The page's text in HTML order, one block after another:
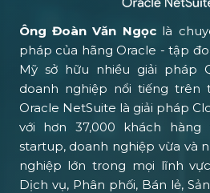
Ông Đoàn Văn Ngọclà
pháp của hãng Oracle - tập
Mỹ sở hữu nhiều giải pháp
doanh nghiệp nổi tiếng trên
Oracle NetSuite là giải pháp
với hơn 37,000 khách
startup, doanh nghiệp vừa và
nghiệp lớn trong mọi lĩnh
Dịch vụ, Phân phối, Bán lẻ,